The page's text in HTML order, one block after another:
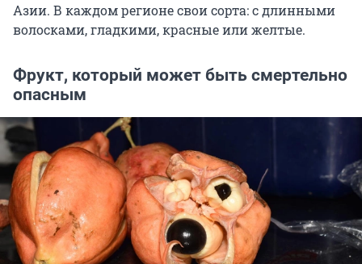
Азии. В каждом регионе свои сорта: с длинными
волосками, гладкими, красные или желтые.
Фрукт, который может быть смертельно
опасным